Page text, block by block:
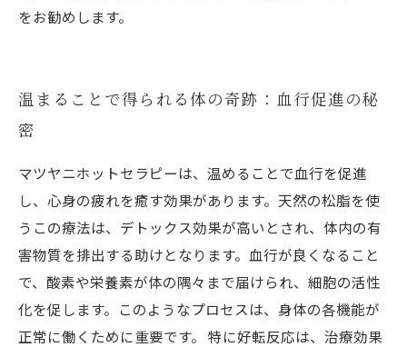
をお勧めします。
温まることで得られる体の奇跡：血行促進の秘
密
マツヤニホットセラピーは、温めることで血行を促進
し、心身の疲れを癒す効果があります。天然の松脂を使
うこの療法は、デトックス効果が高いとされ、体内の有
害物質を排出する助けとなります。血行が良くなること
で、酸素や栄養素が体の隅々まで届けられ、細胞の活性
化を促します。このようなプロセスは、身体の各機能が
正常に働くために重要です。 特に好転反応は、治療効果